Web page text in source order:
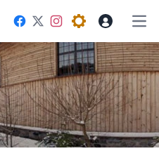
Facebook
TwitterInstagram
Open theme